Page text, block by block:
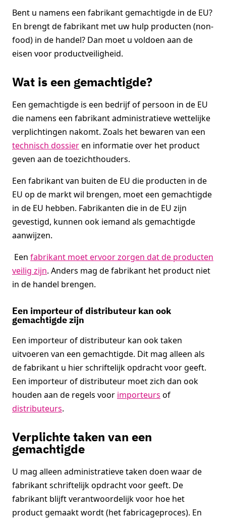
Bent u namens een fabrikant gemachtigde in de EU?
En brengt de fabrikant met uw hulp producten (non-
food) in de handel? Dan moet u voldoen aan de
eisen voor productveiligheid.
Wat is een gemachtigde?
Een gemachtigde is een bedrijf of persoon in de EU
die namens een fabrikant administratieve wettelijke
verplichtingen nakomt. Zoals het bewaren van een
technisch dossieren informatie over het product
geven aan de toezichthouders.
Een fabrikant van buiten de EU die producten in de
EU op de markt wil brengen, moet een gemachtigde
in de EU hebben. Fabrikanten die in de EU zijn
gevestigd, kunnen ook iemand als gemachtigde
aanwijzen.
Een fabrikant moet ervoor zorgen dat de producten
veilig zijn. Anders mag de fabrikant het product niet
in de handel brengen.
Een importeur of distributeur kan ook
gemachtigde zijn
Een importeur of distributeur kan ook taken
uitvoeren van een gemachtigde. Dit mag alleen als
de fabrikant u hier schriftelijk opdracht voor geeft.
Een importeur of distributeur moet zich dan ook
houden aan de regels voor importeurs of
distributeurs.
Verplichte taken van een
gemachtigde
U mag alleen administratieve taken doen waar de
fabrikant schriftelijk opdracht voor geeft. De
fabrikant blijft verantwoordelijk voor hoe het
product gemaakt wordt (het fabricageproces). En